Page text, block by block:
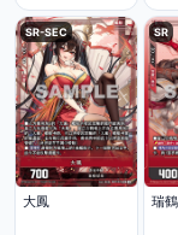
SR-SEC
大鳳
SR
瑞鶴